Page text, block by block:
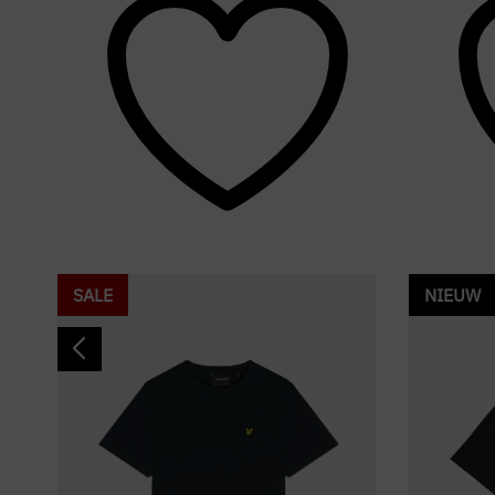
SALE NIEUW